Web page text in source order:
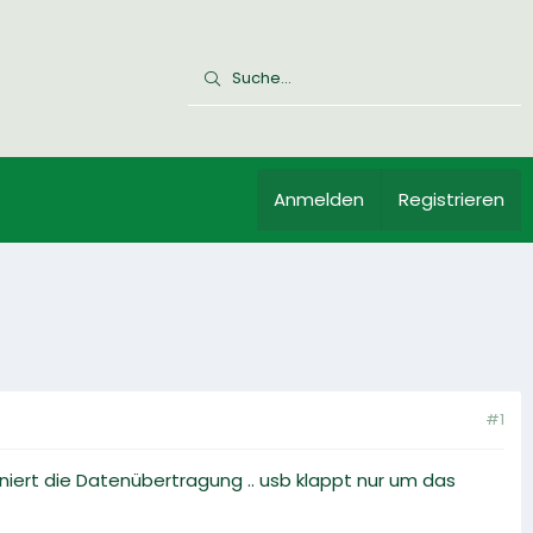
Anmelden Registrieren
#1
die Datenübertragung .. usb klappt nur um das